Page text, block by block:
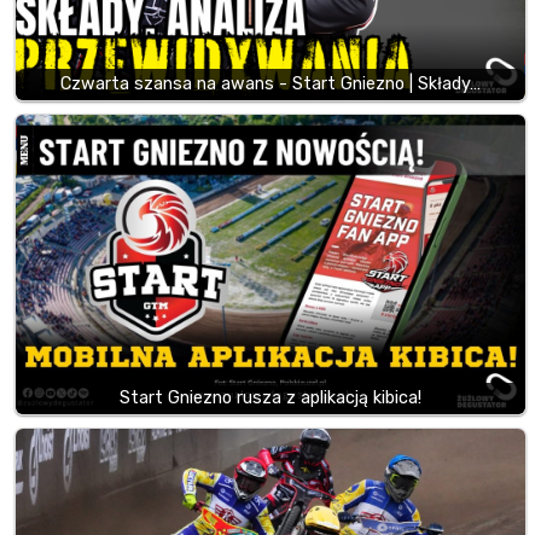
Czwarta szansa na awans - Start Gniezno | Składy…
Start Gniezno rusza z aplikacją kibica!